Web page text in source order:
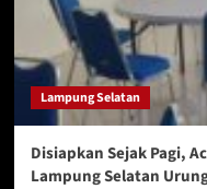
Lampung Selatan
Disiapkan Sejak Pagi,
Lampung Selatan